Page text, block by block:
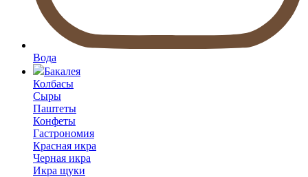
Вода
Бакалея
Колбасы
Сыры
Паштеты
Конфеты
Гастрономия
Красная икра
Черная икра
Икра щуки